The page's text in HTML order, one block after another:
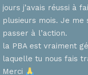
jours j’avais réussi à
plusieurs mois. Je me
passer à l’action.
la PBA est vraiment
laquelle tu nous fais
Merci